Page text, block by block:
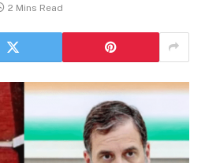
2 Mins Read